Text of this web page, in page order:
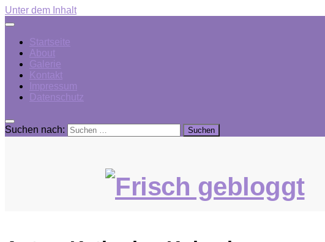
Unter dem Inhalt
Startseite
About
Galerie
Kontakt
Impressum
Datenschutz
Suchen nach: